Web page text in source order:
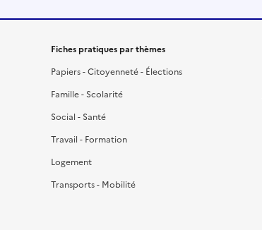
Fiches pratiques par thèmes
Papiers - Citoyenneté - Élections
Famille - Scolarité
Social - Santé
Travail - Formation
Logement
Transports - Mobilité